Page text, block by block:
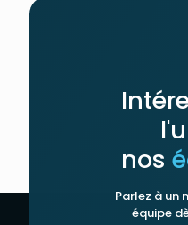
nos
Parlez à un
équipe